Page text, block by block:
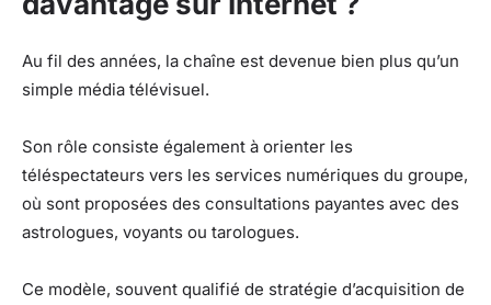
Au fil des années, la chaîne est devenue bien plus qu’un
simple média télévisuel.
Son rôle consiste également à orienter les
téléspectateurs vers les services numériques du groupe,
où sont proposées des consultations payantes avec des
astrologues, voyants ou tarologues.
Ce modèle, souvent qualifié de stratégie d’acquisition de